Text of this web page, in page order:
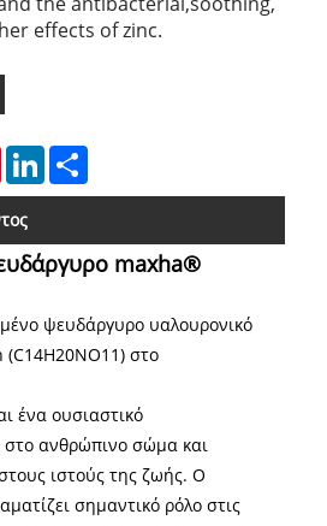
effects of zinc.
PinterestLinkedIn
maxha®
ψευδάργυρο υαλουρονικό
στο
ένα ουσιαστικό
στο ανθρώπινο σώμα και
ιστούς της ζωής. Ο
σημαντικό ρόλο στις